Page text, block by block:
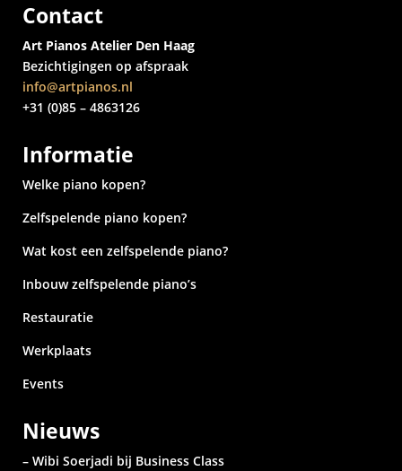
Contact
Art Pianos Atelier Den Haag
Bezichtigingen op afspraak
info@artpianos.nl
+31 (0)85 – 4863126
Informatie
Welke piano kopen?
Zelfspelende piano kopen?
Wat kost een zelfspelende piano?
Inbouw zelfspelende piano’s
Restauratie
Werkplaats
Events
Nieuws
– Wibi Soerjadi bij Business Class